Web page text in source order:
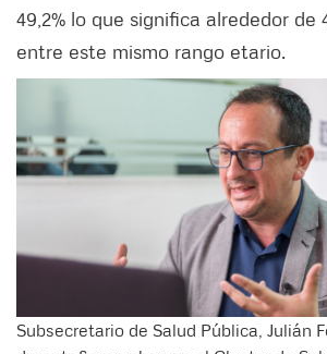
49,2% lo que significa alrededor de
entre este mismo rango etario.
Subsecretario de Salud Pública, Julián